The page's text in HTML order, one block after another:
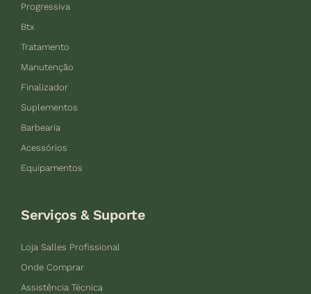
Progressiva
Btx
Tratamento
Manutenção
Finalizador
Suplementos
Barbearia
Acessórios
Equipamentos
Serviços & Suporte
Loja Salles Profissional
Onde Comprar
Assistência Técnica